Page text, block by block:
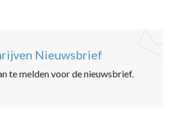
Nieuwsbrief
te melden voor de nieuwsbrief.